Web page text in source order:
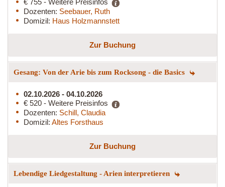
Dozenten: Seebauer, Ruth
Domizil: Haus Holzmannstett
Zur Buchung
Gesang: Von der Arie bis zum Rocksong - die Basics
02.10.2026 - 04.10.2026
€ 520 - Weitere Preisinfos
Dozenten: Schill, Claudia
Domizil: Altes Forsthaus
Zur Buchung
Lebendige Liedgestaltung - Arien interpretieren